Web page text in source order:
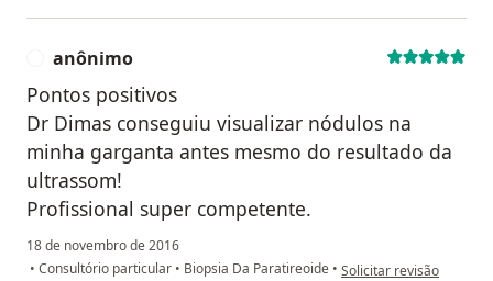
anônimo
Pontos positivos
Dr Dimas conseguiu visualizar nódulos na
minha garganta antes mesmo do resultado da
ultrassom!
Profissional super competente.
18 de novembro de 2016
• Consultório particular • Biopsia Da Paratireoide • na opinião do utilizador
Solicitar revisão